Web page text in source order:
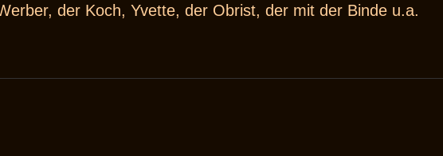
der Koch, Yvette, der Obrist, der mit der Binde u.a.